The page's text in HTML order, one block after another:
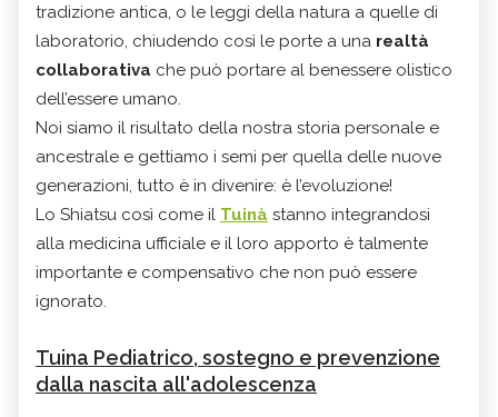
tradizione antica, o le leggi della natura a quelle di
laboratorio, chiudendo così le porte a una realtà
collaborativa che può portare al benessere olistico
dell’essere umano.
Noi siamo il risultato della nostra storia personale e
ancestrale e gettiamo i semi per quella delle nuove
generazioni, tutto è in divenire: è l’evoluzione!
Lo Shiatsu così come il Tuinà stanno integrandosi
alla medicina ufficiale e il loro apporto è talmente
importante e compensativo che non può essere
ignorato.
Tuina Pediatrico, sostegno e prevenzione
dalla nascita all'adolescenza